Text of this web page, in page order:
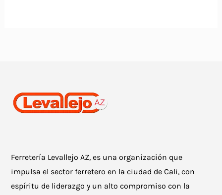
Ferretería Levallejo AZ, es una organización que
impulsa el sector ferretero en la ciudad de Cali, con
espíritu de liderazgo y un alto compromiso con la